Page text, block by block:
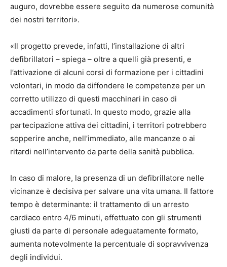
auguro, dovrebbe essere seguito da numerose comunità
dei nostri territori».
«Il progetto prevede, infatti, l’installazione di altri
defibrillatori – spiega – oltre a quelli già presenti, e
l’attivazione di alcuni corsi di formazione per i cittadini
volontari, in modo da diffondere le competenze per un
corretto utilizzo di questi macchinari in caso di
accadimenti sfortunati. In questo modo, grazie alla
partecipazione attiva dei cittadini, i territori potrebbero
sopperire anche, nell’immediato, alle mancanze o ai
ritardi nell’intervento da parte della sanità pubblica.
In caso di malore, la presenza di un defibrillatore nelle
vicinanze è decisiva per salvare una vita umana. Il fattore
tempo è determinante: il trattamento di un arresto
cardiaco entro 4/6 minuti, effettuato con gli strumenti
giusti da parte di personale adeguatamente formato,
aumenta notevolmente la percentuale di sopravvivenza
degli individui.